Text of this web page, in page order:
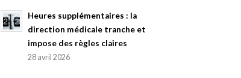
Heures supplémentaires : la
direction médicale tranche et
impose des règles claires
28 avril 2026